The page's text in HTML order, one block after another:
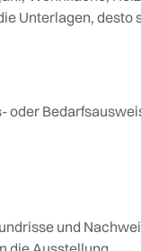
Unterlagen,
oder
und